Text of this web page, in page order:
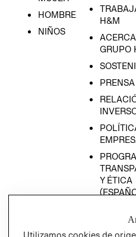
HOMBRE
NIÑOS
H&M
GRUPO
PRENSA
Y ÉTICA
Y